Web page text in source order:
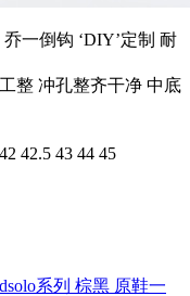
乔一倒钩 ‘DIY’定制 耐
整 冲孔整齐干净 中底
42.5 43 44 45
系列 棕黑 原鞋一